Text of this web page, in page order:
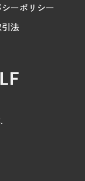
ーポリシー
法